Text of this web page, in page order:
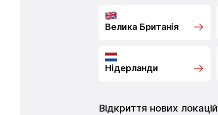
Велика Британія
Нідерланди
Відкриття нових локацій